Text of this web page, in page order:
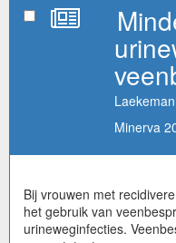
Minerva
Bij vrouwen met
het gebruik van
urineweginfecties.